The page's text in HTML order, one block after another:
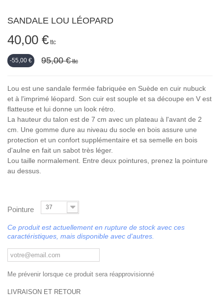
SANDALE LOU LÉOPARD
40,00 € ttc
-55,00 € 95,00 €ttc
Lou est une sandale fermée fabriquée en Suède en cuir nubuck
et à l'imprimé léopard. Son cuir est souple et sa découpe en V est
flatteuse et lui donne un look rétro.
La hauteur du talon est de 7 cm avec un plateau à l'avant de 2
cm. Une gomme dure au niveau du socle en bois assure une
protection et un confort supplémentaire et sa semelle en bois
d'aulne en fait un sabot très léger.
Lou taille normalement. Entre deux pointures, prenez la pointure
au dessus.
Pointure 37
Ce produit est actuellement en rupture de stock avec ces
caractéristiques, mais disponible avec d'autres.
Me prévenir lorsque ce produit sera réapprovisionné
LIVRAISON ET RETOUR